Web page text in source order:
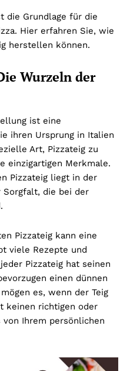
die Grundlage für die
Hier erfahren Sie, wie
herstellen können.
Wurzeln der
ist eine
ihren Ursprung in Italien
Art, Pizzateig zu
einzigartigen Merkmale.
Pizzateig liegt in der
Sorgfalt, die bei der
Pizzateig kann eine
viele Rezepte und
Pizzateig hat seinen
einen dünnen
es, wenn der Teig
keinen richtigen oder
Ihrem persönlichen